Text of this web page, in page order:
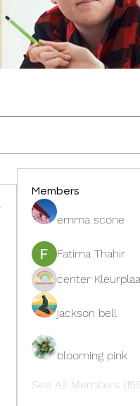
Members
emma scone
Fatima Thahir
center
jackson bell
blooming pink
See All Members